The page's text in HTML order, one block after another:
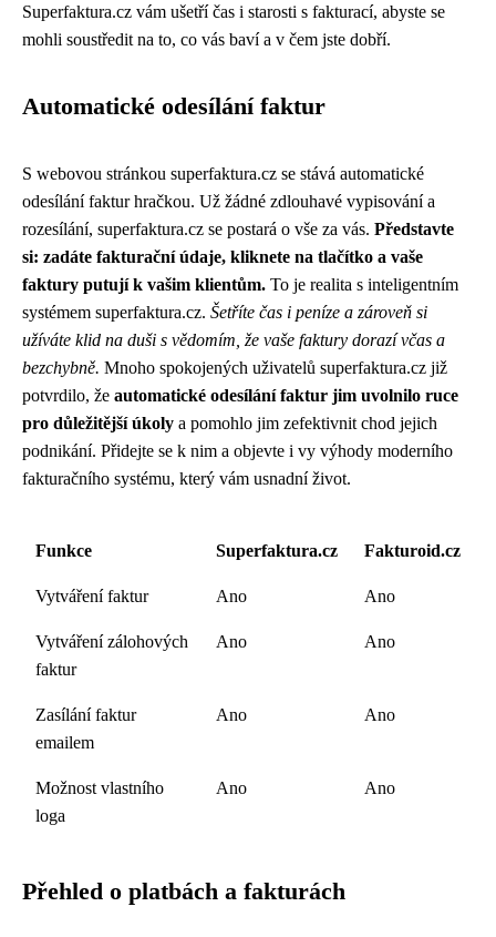
Superfaktura.cz vám ušetří čas i starosti s fakturací, abyste se
mohli soustředit na to, co vás baví a v čem jste dobří.
Automatické odesílání faktur
S webovou stránkou superfaktura.cz se stává automatické
odesílání faktur hračkou. Už žádné zdlouhavé vypisování a
rozesílání, superfaktura.cz se postará o vše za vás. Představte
si: zadáte fakturační údaje, kliknete na tlačítko a vaše
faktury putují k vašim klientům. To je realita s inteligentním
systémem superfaktura.cz. Šetříte čas i peníze a zároveň si
užíváte klid na duši s vědomím, že vaše faktury dorazí včas a
bezchybně. Mnoho spokojených uživatelů superfaktura.cz již
potvrdilo, že automatické odesílání faktur jim uvolnilo ruce
pro důležitější úkoly a pomohlo jim zefektivnit chod jejich
podnikání. Přidejte se k nim a objevte i vy výhody moderního
fakturačního systému, který vám usnadní život.
Funkce Superfaktura.cz Fakturoid.cz
Vytváření faktur Ano Ano
Vytváření zálohových
faktur
Ano Ano
Zasílání faktur
emailem
Ano Ano
Možnost vlastního
loga
Ano Ano
Přehled o platbách a fakturách